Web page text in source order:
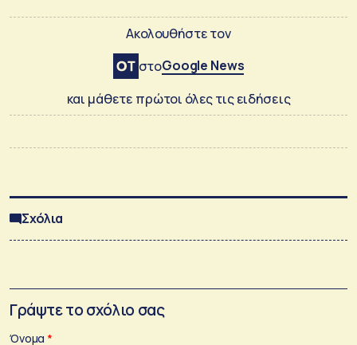
Ακολουθήστε τον
στοGoogle News
και μάθετε πρώτοι όλες τις ειδήσεις
Σχόλια
Γράψτε το σχόλιο σας
Όνομα